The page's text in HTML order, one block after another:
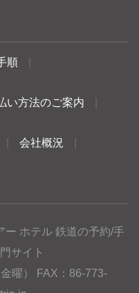
順
い方法のご案内
会社概況
ー ホテル 鉄道の予約/手
サイト
曜） FAX：86-773-